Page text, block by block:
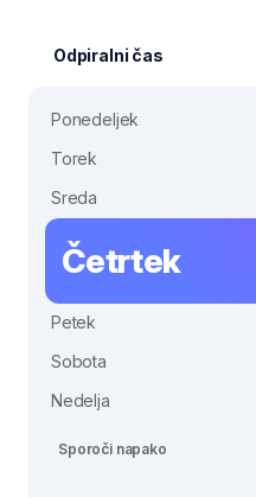
Odpiralni čas
Ponedeljek
Torek
Sreda
Četrtek
Petek
Sobota
Nedelja
Sporoči napako